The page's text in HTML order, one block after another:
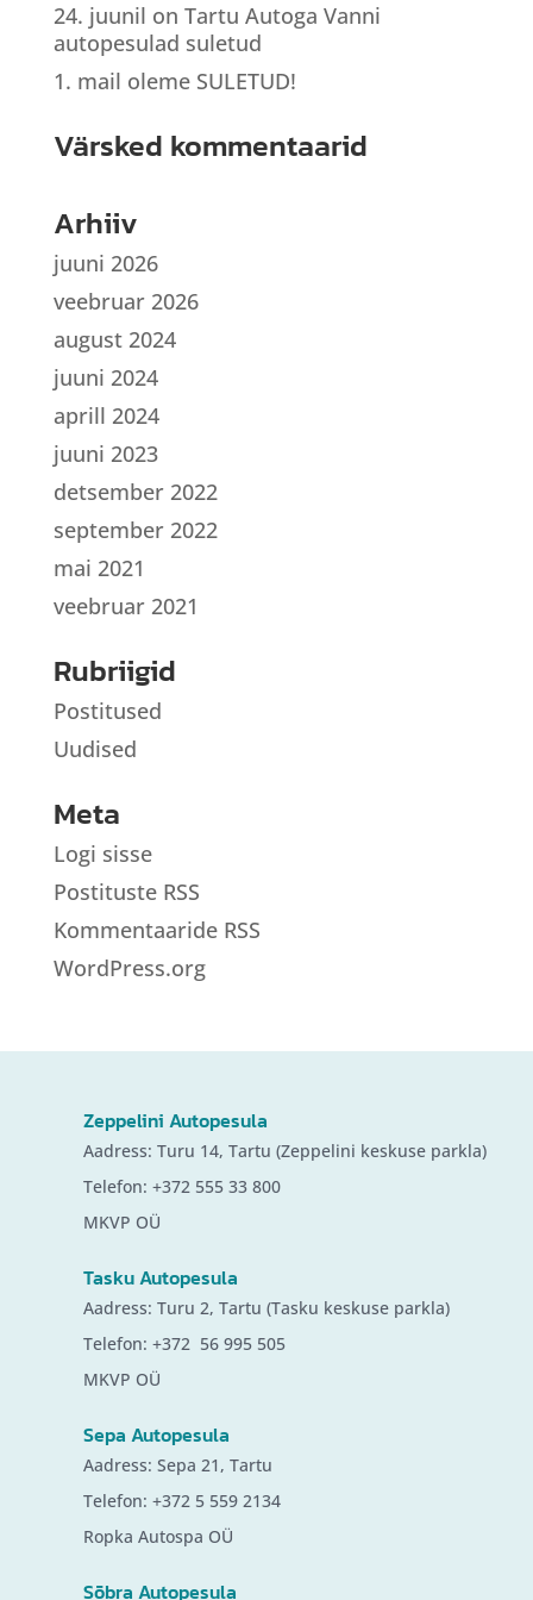
24. juunil on Tartu Autoga Vanni
autopesulad suletud
1. mail oleme SULETUD!
Värsked kommentaarid
Arhiiv
juuni 2026
veebruar 2026
august 2024
juuni 2024
aprill 2024
juuni 2023
detsember 2022
september 2022
mai 2021
veebruar 2021
Rubriigid
Postitused
Uudised
Meta
Logi sisse
Postituste RSS
Kommentaaride RSS
WordPress.org
Zeppelini Autopesula
Aadress: Turu 14, Tartu (Zeppelini keskuse parkla)
Telefon: +372 555 33 800
MKVP OÜ
Tasku Autopesula
Aadress: Turu 2, Tartu (Tasku keskuse parkla)
Telefon: +372 56 995 505
MKVP OÜ
Sepa Autopesula
Aadress: Sepa 21, Tartu
Telefon: +372 5 559 2134
Ropka Autospa OÜ
Sõbra Autopesula